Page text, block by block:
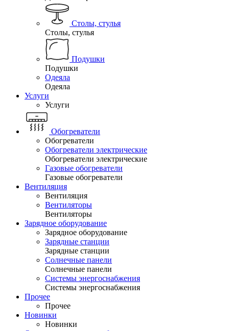
Столы, стулья
Столы, стулья
Подушки
Подушки
Одеяла
Одеяла
Услуги
Услуги
Обогреватели
Обогреватели
Обогреватели электрические
Обогреватели электрические
Газовые обогреватели
Газовые обогреватели
Вентиляция
Вентиляция
Вентиляторы
Вентиляторы
Зарядное оборудование
Зарядное оборудование
Зарядные станции
Зарядные станции
Солнечные панели
Солнечные панели
Системы энергоснабжения
Системы энергоснабжения
Прочее
Прочее
Новинки
Новинки